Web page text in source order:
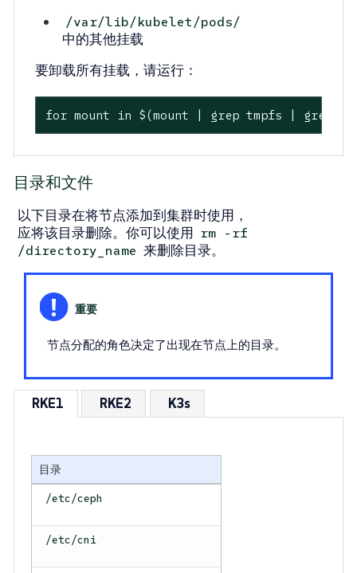
/var/lib/kubelet/pods/
中的其他挂载
要卸载所有挂载，请运行：
for mount in $(mount | grep tmpfs |
目录和文件
以下目录在将节点添加到集群时使用，
应将该目录删除。你可以使用 rm -rf
/directory_name 来删除目录。
节点分配的角色决定了出现在节点上的目录。
RKE1 RKE2 K3s
目录
/etc/ceph
/etc/cni